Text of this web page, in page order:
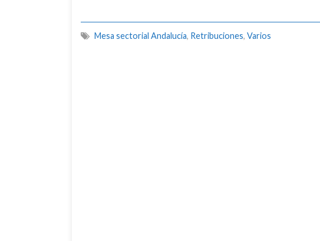
Mesa sectorial Andalucía, Retribuciones, Varios